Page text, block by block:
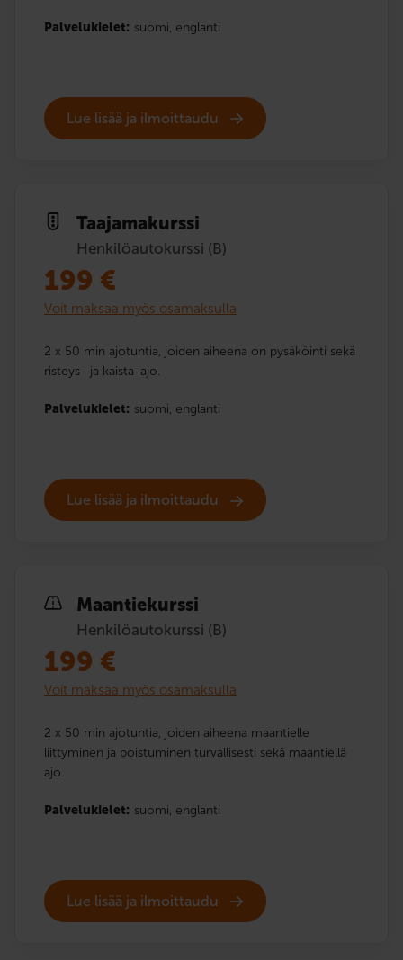
Palvelukielet: suomi, englanti
Lue lisää ja ilmoittaudu
Taajama­kurssi
Henkilöautokurssi (B)
199 €
Voit maksaa myös osamaksulla
2 x 50 min ajotuntia, joiden aiheena on pysäköinti sekä
risteys- ja kaista-ajo.
Palvelukielet: suomi, englanti
Lue lisää ja ilmoittaudu
Maantiekurssi
Henkilöautokurssi (B)
199 €
Voit maksaa myös osamaksulla
2 x 50 min ajotuntia, joiden aiheena maantielle
liittyminen ja poistuminen turvallisesti sekä maantiellä
ajo.
Palvelukielet: suomi, englanti
Lue lisää ja ilmoittaudu